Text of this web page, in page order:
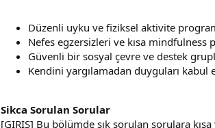
Düzenli uyku ve fiziksel aktivite
Nefes egzersizleri ve kısa mindfulness
Güvenli bir sosyal çevre ve destek
Kendini yargılamadan duyguları kabul
Sikca Sorulan Sorular
[GIRIS] Bu bölümde sık sorulan sorulara